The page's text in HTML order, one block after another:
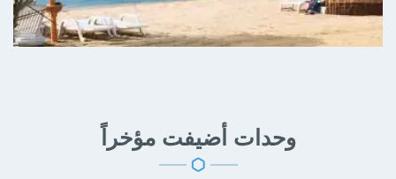
وحدات أضيفت مؤخراً